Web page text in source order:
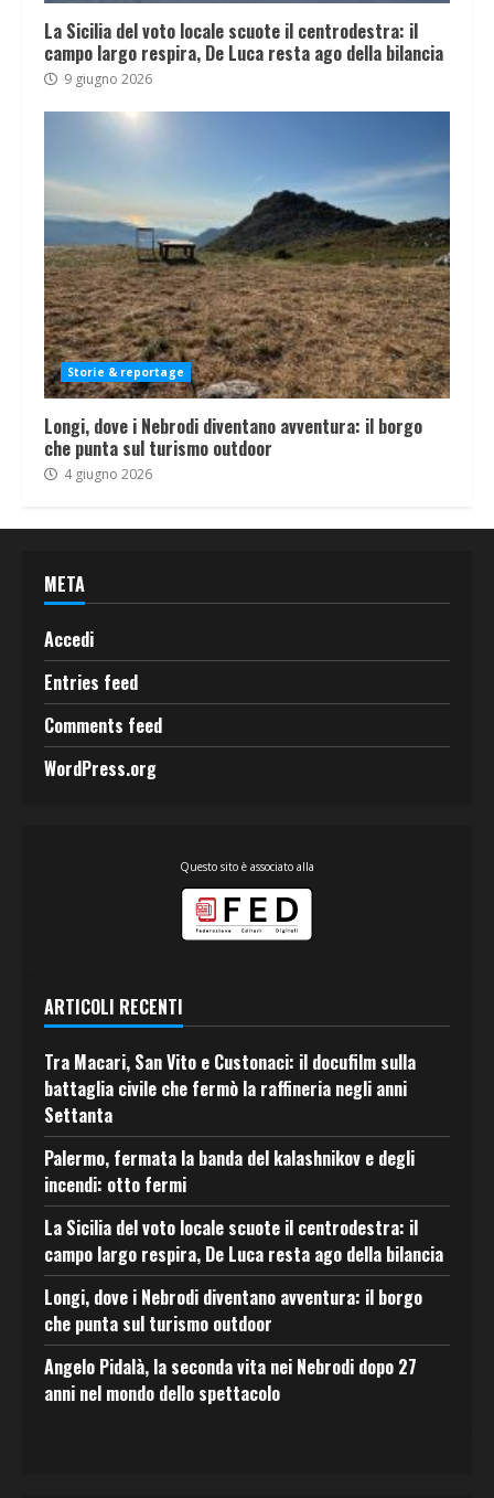
La Sicilia del voto locale scuote il centrodestra: il
campo largo respira, De Luca resta ago della bilancia
9 giugno 2026
Storie & reportage
Longi, dove i Nebrodi diventano avventura: il borgo
che punta sul turismo outdoor
4 giugno 2026
META
Accedi
Entries feed
Comments feed
WordPress.org
Questo sito è associato alla
ARTICOLI RECENTI
Tra Macari, San Vito e Custonaci: il docufilm sulla
battaglia civile che fermò la raffineria negli anni
Settanta
Palermo, fermata la banda del kalashnikov e degli
incendi: otto fermi
La Sicilia del voto locale scuote il centrodestra: il
campo largo respira, De Luca resta ago della bilancia
Longi, dove i Nebrodi diventano avventura: il borgo
che punta sul turismo outdoor
Angelo Pidalà, la seconda vita nei Nebrodi dopo 27
anni nel mondo dello spettacolo